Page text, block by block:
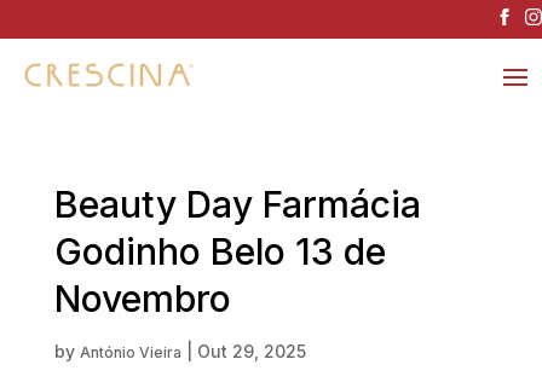
Beauty Day Farmácia
Godinho Belo 13 de
Novembro
by António Vieira Out 29, 2025